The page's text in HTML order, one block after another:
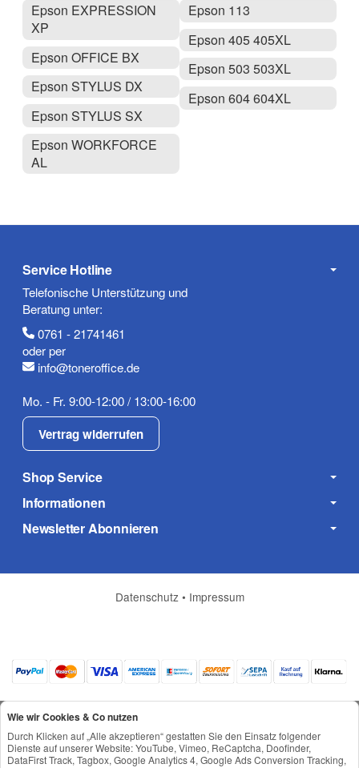
Epson EXPRESSION
XP
Epson OFFICE BX
Epson STYLUS DX
Epson STYLUS SX
Epson WORKFORCE
AL
Epson 113
Epson 405 405XL
Epson 503 503XL
Epson 604 604XL
Service Hotline
Telefonische Unterstützung und
Beratung unter:
0761 - 21741461
oder per
info@toneroffice.de
Mo. - Fr. 9:00-12:00 / 13:00-16:00
Vertrag widerrufen
Shop Service
Informationen
Newsletter Abonnieren
Datenschutz • Impressum
Wie wir Cookies & Co nutzen
Durch Klicken auf „Alle akzeptieren“ gestatten Sie den Einsatz folgender
Dienste auf unserer Website: YouTube, Vimeo, ReCaptcha, Doofinder,
DataFirst Track, Tagbox, Google Analytics 4, Google Ads Conversion Tracking,